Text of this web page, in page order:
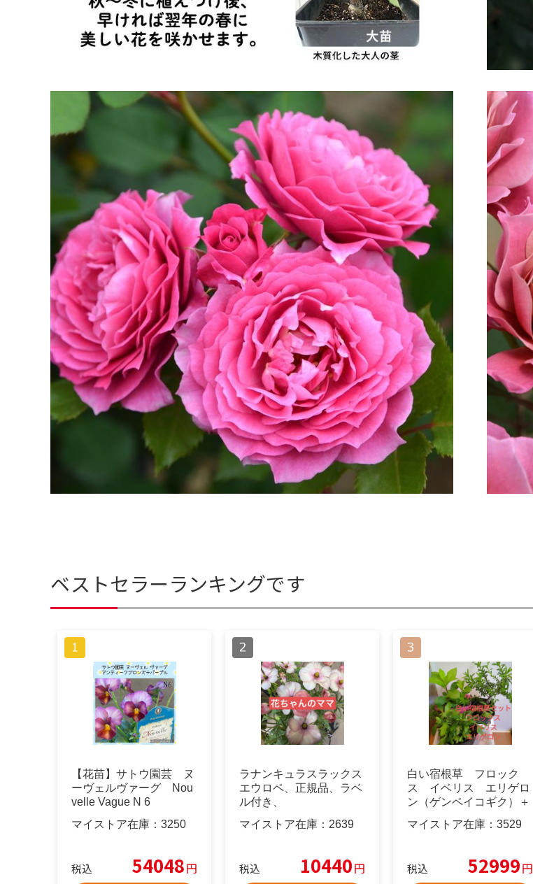
ベストセラーランキングです
【花苗】サトウ園芸 ヌ
ーヴェルヴァーグ Nou
velle Vague N 6
マイストア在庫： 3250
税込 54048円
ラナンキュラスラックス
エウロペ、正規品、ラベ
ル付き、
マイストア在庫： 2639
税込 10440円
白い宿根草 フロック
ス イベリス エリゲロ
ン（ゲンペイコギク）＋
マイストア在庫： 3529
税込 52999円